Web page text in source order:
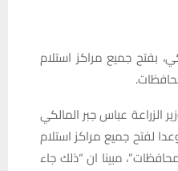
بفتح جميع مراكز استلام
الزراعة عباس جبر المالكي
لفتح جميع مراكز استلام
مبينا ان “ذلك جاء